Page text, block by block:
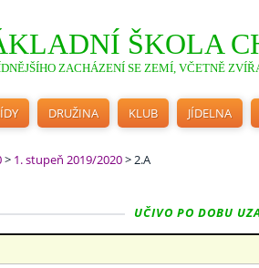
ŠKOLA
ZACHÁZENÍ SE ZEMÍ, VČETNĚ
DRUŽINA KLUB JÍDELNA
> 1. stupeň 2019/2020>2.A
UČIVO PO DOBU